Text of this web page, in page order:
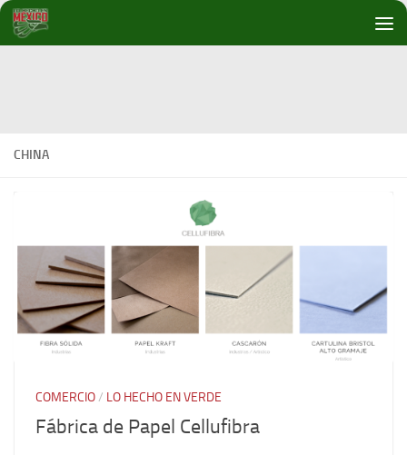
Debajo del contenido
CHINA
COMERCIO/ LO HECHO EN VERDE
Fábrica de Papel Cellufibra